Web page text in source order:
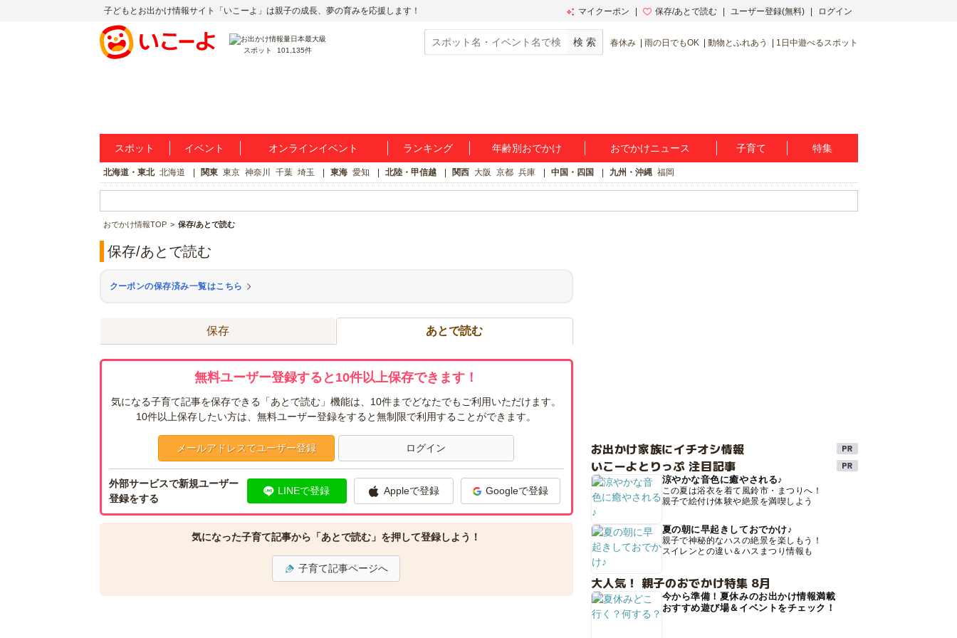
子どもとお出かけ情報サイト「いこーよ」は親子の成長、夢の育みを応援します！ マイクーポン 保存/あとで読む ユーザー登録(無料) ログイン
スポット 101,135件
春休み 雨の日でもOK 動物とふれあう 1日中遊べるスポット
スポット イベント オンラインイベント ランキング 年齢別おでかけ おでかけニュース 子育て 特集
北海道・東北 北海道 関東 東京 神奈川 千葉 埼玉 東海 愛知 北陸・甲信越 関西 大阪 京都 兵庫 中国・四国 九州・沖縄 福岡
おでかけ情報TOP 保存/あとで読む
保存/あとで読む
クーポンの保存済み一覧はこちら
保存 あとで読む
無料ユーザー登録すると10件以上保存できます！
気になる子育て記事を保存できる「あとで読む」機能は、10件までどなたでもご利用いただけます。
10件以上保存したい方は、無料ユーザー登録をすると無制限で利用することができます。
メールアドレスでユーザー登録 ログイン
外部サービスで新規ユーザー
登録をする
LINEで登録 Appleで登録 Googleで登録
気になった子育て記事から「あとで読む」を押して登録しよう！
子育て記事ページへ
お出かけ家族にイチオシ情報
いこーよとりっぷ 注目記事
涼やかな音色に癒やされる♪
この夏は浴衣を着て風鈴市・まつりへ！
親子で絵付け体験や絶景を満喫しよう
夏の朝に早起きしておでかけ♪
親子で神秘的なハスの絶景を楽しもう！
スイレンとの違い＆ハスまつり情報も
大人気！ 親子のおでかけ特集 8月
今から準備！夏休みのお出かけ情報満載
おすすめ遊び場＆イベントをチェック！